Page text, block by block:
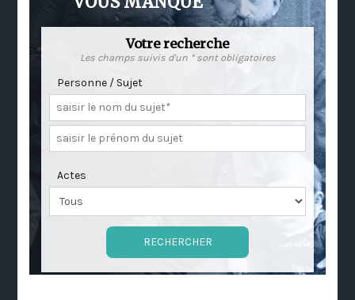
Votre recherche
Les champs suivis d'un * sont obligatoires
Personne / Sujet
Actes